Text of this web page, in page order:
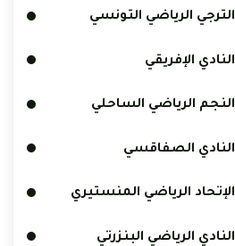
الترجي الرياضي التونسي
النادي الإفريقي
النجم الرياضي الساحلي
النادي الصفاقسي
الإتحاد الرياضي المنستيري
النادي الرياضي البنزرتي